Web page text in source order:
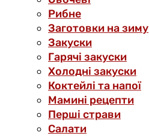
Рибне
Заготовки на зиму
Закуски
Гарячі закуски
Холодні закуски
Коктейлі та напої
Мамині рецепти
Перші страви
Салати